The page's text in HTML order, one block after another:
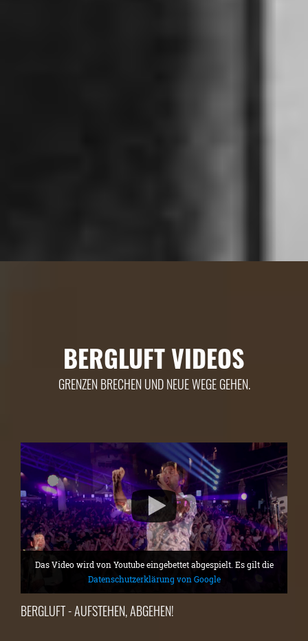
BERGLUFT VIDEOS
GRENZEN BRECHEN UND NEUE WEGE GEHEN.
Das Video wird von Youtube eingebettet abgespielt. Es gilt die
Datenschutzerklärung von Google
BERGLUFT - AUFSTEHEN, ABGEHEN!